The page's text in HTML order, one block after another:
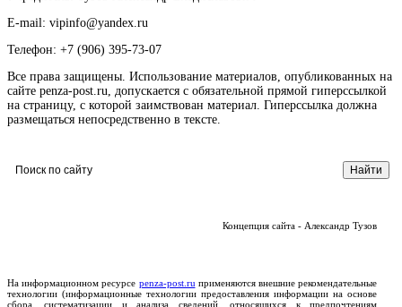
E-mail: vipinfo@yandex.ru
Телефон: +7 (906) 395-73-07
Все права защищены. Использование материалов, опубликованных на
сайте penza-post.ru, допускается с обязательной прямой гиперссылкой
на страницу, с которой заимствован материал. Гиперссылка должна
размещаться непосредственно в тексте.
Концепция сайта - Александр Тузов
На информационном ресурсе penza-post.ru применяются внешние рекомендательные
технологии (информационные технологии предоставления информации на основе
сбора, систематизации и анализа сведений, относящихся к предпочтениям